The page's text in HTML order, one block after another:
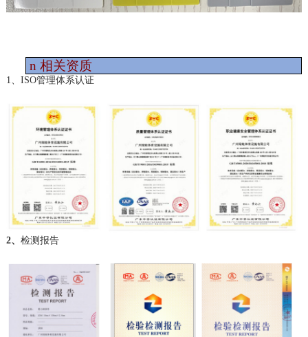
n 相关资质
1、ISO管理体系认证
2、 检测报告